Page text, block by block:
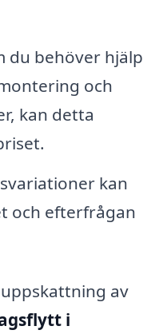
du behöver hjälp
och
kan detta
kan
och efterfrågan
av
i